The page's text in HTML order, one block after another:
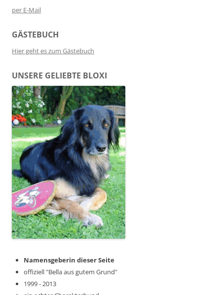
per E-Mail
GÄSTEBUCH
Hier geht es zum Gästebuch
UNSERE GELIEBTE BLOXI
Namensgeberin dieser Seite
offiziell "Bella aus gutem Grund"
1999 - 2013